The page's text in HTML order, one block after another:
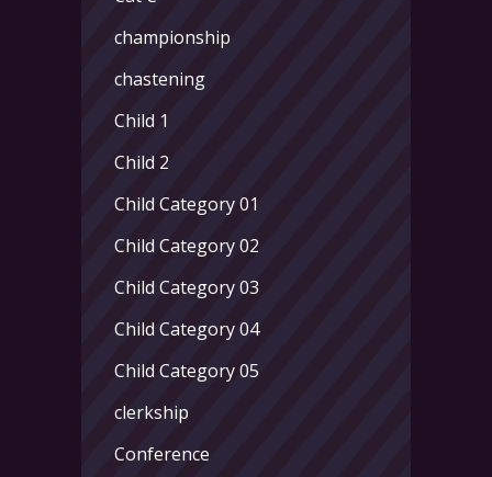
championship
chastening
Child 1
Child 2
Child Category 01
Child Category 02
Child Category 03
Child Category 04
Child Category 05
clerkship
Conference